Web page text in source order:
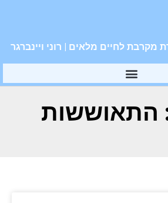
מקרבת לחיים מלאים | רוני ויינברגר
התאוששות